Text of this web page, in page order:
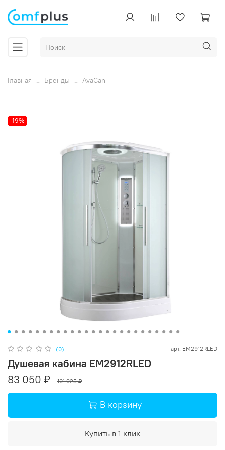
Главная Бренды AvaCan
-19%
(0) арт. EM2912RLED
Душевая кабина EM2912RLED
83 050 ₽
101 925 ₽
В корзину
Купить в 1 клик